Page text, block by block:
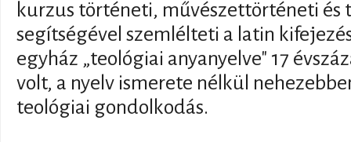
kurzus történeti, művészettörténeti és
segítségével szemlélteti a latin
egyház „teológiai anyanyelve" 17
volt, a nyelv ismerete nélkül
teológiai gondolkodás.